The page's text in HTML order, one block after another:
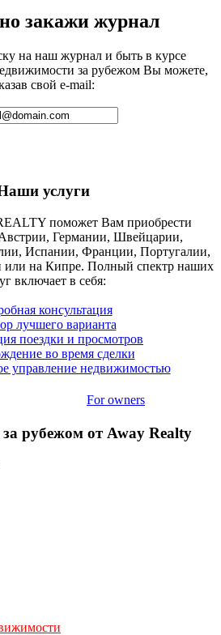
закажи журнал
на наш журнал и быть в курсе
за рубежом Вы можете,
свой e-mail:
услуги
поможет Вам приобрести
Германии, Швейцарии,
Испании, Франции, Португалии,
или на Кипре. Полный спектр наших
включает в себя:
консультация
лучшего варианта
поездки и просмотров
во время сделки
управление недвижимостью
For owners
рубежом от Away Realty